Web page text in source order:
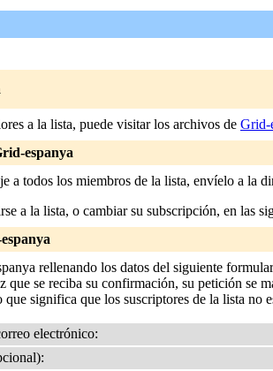
a la lista, puede visitar los archivos de Grid-
espanya
a todos los miembros de la lista, envíelo a la
a la lista, o cambiar su subscripción, en las
rellenando los datos del siguiente
que se reciba su confirmación, su petición se
significa que los suscriptores de la lista no
electrónico: